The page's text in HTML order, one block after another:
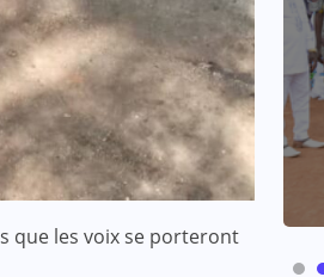
que les voix se porteront
CULTURE SPORT
Une présence
Lidi Bessi Kama
07, 2024